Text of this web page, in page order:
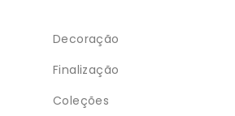
Decoração
Finalização
Coleções